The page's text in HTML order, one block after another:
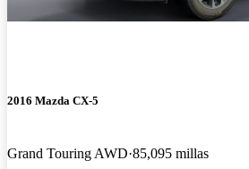
2016 Mazda CX-5
Grand Touring AWD 85,095 millas